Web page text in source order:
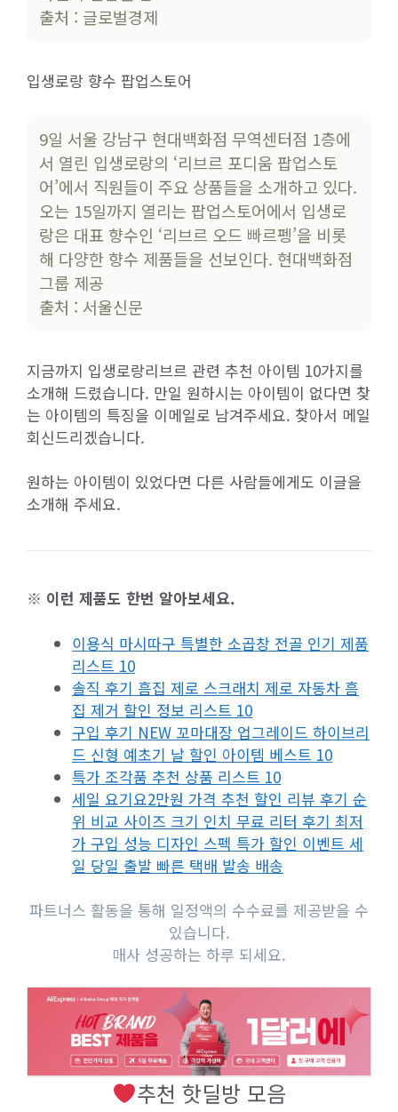
출처 : 글로벌경제
입생로랑 향수 팝업스토어
9일 서울 강남구 현대백화점 무역센터점 1층에
서 열린 입생로랑의 ‘리브르 포디움 팝업스토
어’에서 직원들이 주요 상품들을 소개하고 있다.
오는 15일까지 열리는 팝업스토어에서 입생로
랑은 대표 향수인 ‘리브르 오드 빠르펭’을 비롯
해 다양한 향수 제품들을 선보인다. 현대백화점
그룹 제공
출처 : 서울신문
지금까지 입생로랑리브르 관련 추천 아이템 10가지를
소개해 드렸습니다. 만일 원하시는 아이템이 없다면 찾
는 아이템의 특징을 이메일로 남겨주세요. 찾아서 메일
회신드리겠습니다.
원하는 아이템이 있었다면 다른 사람들에게도 이글을
소개해 주세요.
※ 이런 제품도 한번 알아보세요.
이용식 마시따구 특별한 소곱창 전골 인기 제품
리스트 10
솔직 후기 흠집 제로 스크래치 제로 자동차 흠
집 제거 할인 정보 리스트 10
구입 후기 NEW 꼬마대장 업그레이드 하이브리
드 신형 예초기 날 할인 아이템 베스트 10
특가 조각품 추천 상품 리스트 10
세일 요기요2만원 가격 추천 할인 리뷰 후기 순
위 비교 사이즈 크기 인치 무료 리터 후기 최저
가 구입 성능 디자인 스펙 특가 할인 이벤트 세
일 당일 출발 빠른 택배 발송 배송
파트너스 활동을 통해 일정액의 수수료를 제공받을 수
있습니다.
매사 성공하는 하루 되세요.
추천 핫딜방 모음